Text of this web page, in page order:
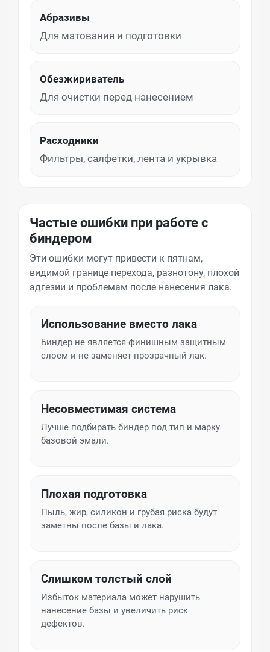
Абразивы
Для матования и подготовки
Обезжириватель
Для очистки перед нанесением
Расходники
Фильтры, салфетки, лента и укрывка
Частые ошибки при работе с
биндером
Эти ошибки могут привести к пятнам,
видимой границе перехода, разнотону, плохой
адгезии и проблемам после нанесения лака.
Использование вместо лака
Биндер не является финишным защитным
слоем и не заменяет прозрачный лак.
Несовместимая система
Лучше подбирать биндер под тип и марку
базовой эмали.
Плохая подготовка
Пыль, жир, силикон и грубая риска будут
заметны после базы и лака.
Слишком толстый слой
Избыток материала может нарушить
нанесение базы и увеличить риск
дефектов.